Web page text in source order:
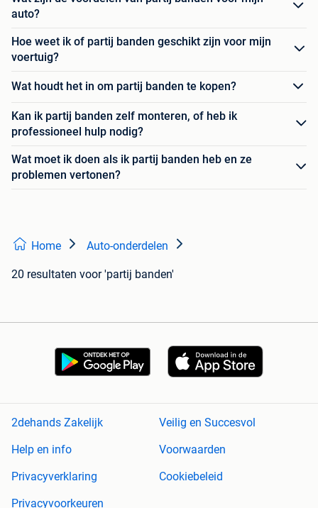
auto?
Hoe weet ik of partij banden geschikt zijn voor mijn
voertuig?
Wat houdt het in om partij banden te kopen?
Kan ik partij banden zelf monteren, of heb ik
professioneel hulp nodig?
Wat moet ik doen als ik partij banden heb en ze
problemen vertonen?
Home Auto-onderdelen
20 resultaten voor 'partij banden'
2dehands Zakelijk
Veilig en Succesvol
Help en info
Voorwaarden
Privacyverklaring
Cookiebeleid
Privacyvoorkeuren